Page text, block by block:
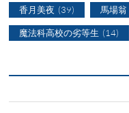
香月美夜 (39) 馬場翁
魔法科高校の劣等生 (14)